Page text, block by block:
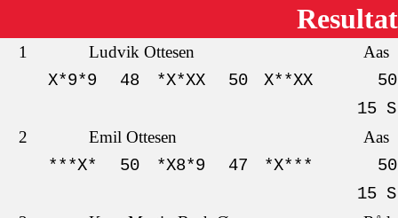
1 Ludvik Ottesen Aas
X*9*9 48 *X*XX 50 X**XX
50
15
2 Emil Ottesen Aas
***X* 50 *X8*9 47 *X***
50
15